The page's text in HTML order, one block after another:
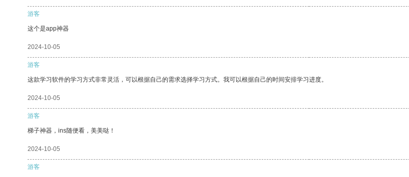
游客
这个是app神器
2024-10-05
游客
这款学习软件的学习方式非常灵活，可以根据自己的需求选择学习方式。我可以根据自己的时间安排学习进度。
2024-10-05
游客
梯子神器，ins随便看，美美哒！
2024-10-05
游客